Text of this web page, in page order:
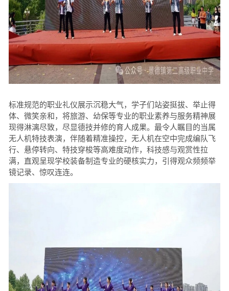
标准规范的职业礼仪展示沉稳大气，学子们站姿挺拔、举止得
体、微笑亲和，将旅游、幼保等专业的职业素养与服务精神展
现得淋漓尽致，尽显德技并修的育人成果。最令人瞩目的当属
无人机特技表演，伴随着精准操控，无人机在空中完成编队飞
行、悬停转向、特技穿梭等高难度动作，科技感与观赏性拉
满，直观呈现学校装备制造专业的硬核实力，引得观众频频举
镜记录、惊叹连连。